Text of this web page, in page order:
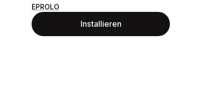
EPROLO
Installieren